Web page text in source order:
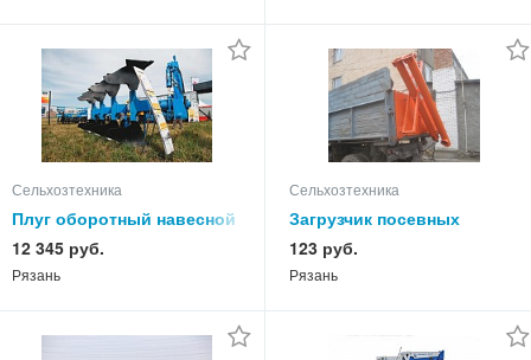
Сельхозтехника
Плуг оборотный навесной
peresvet пон-4
12 345 руб.
Рязань
Сельхозтехника
Загрузчик посевных
машин ЗПМ-25М
123 руб.
Рязань